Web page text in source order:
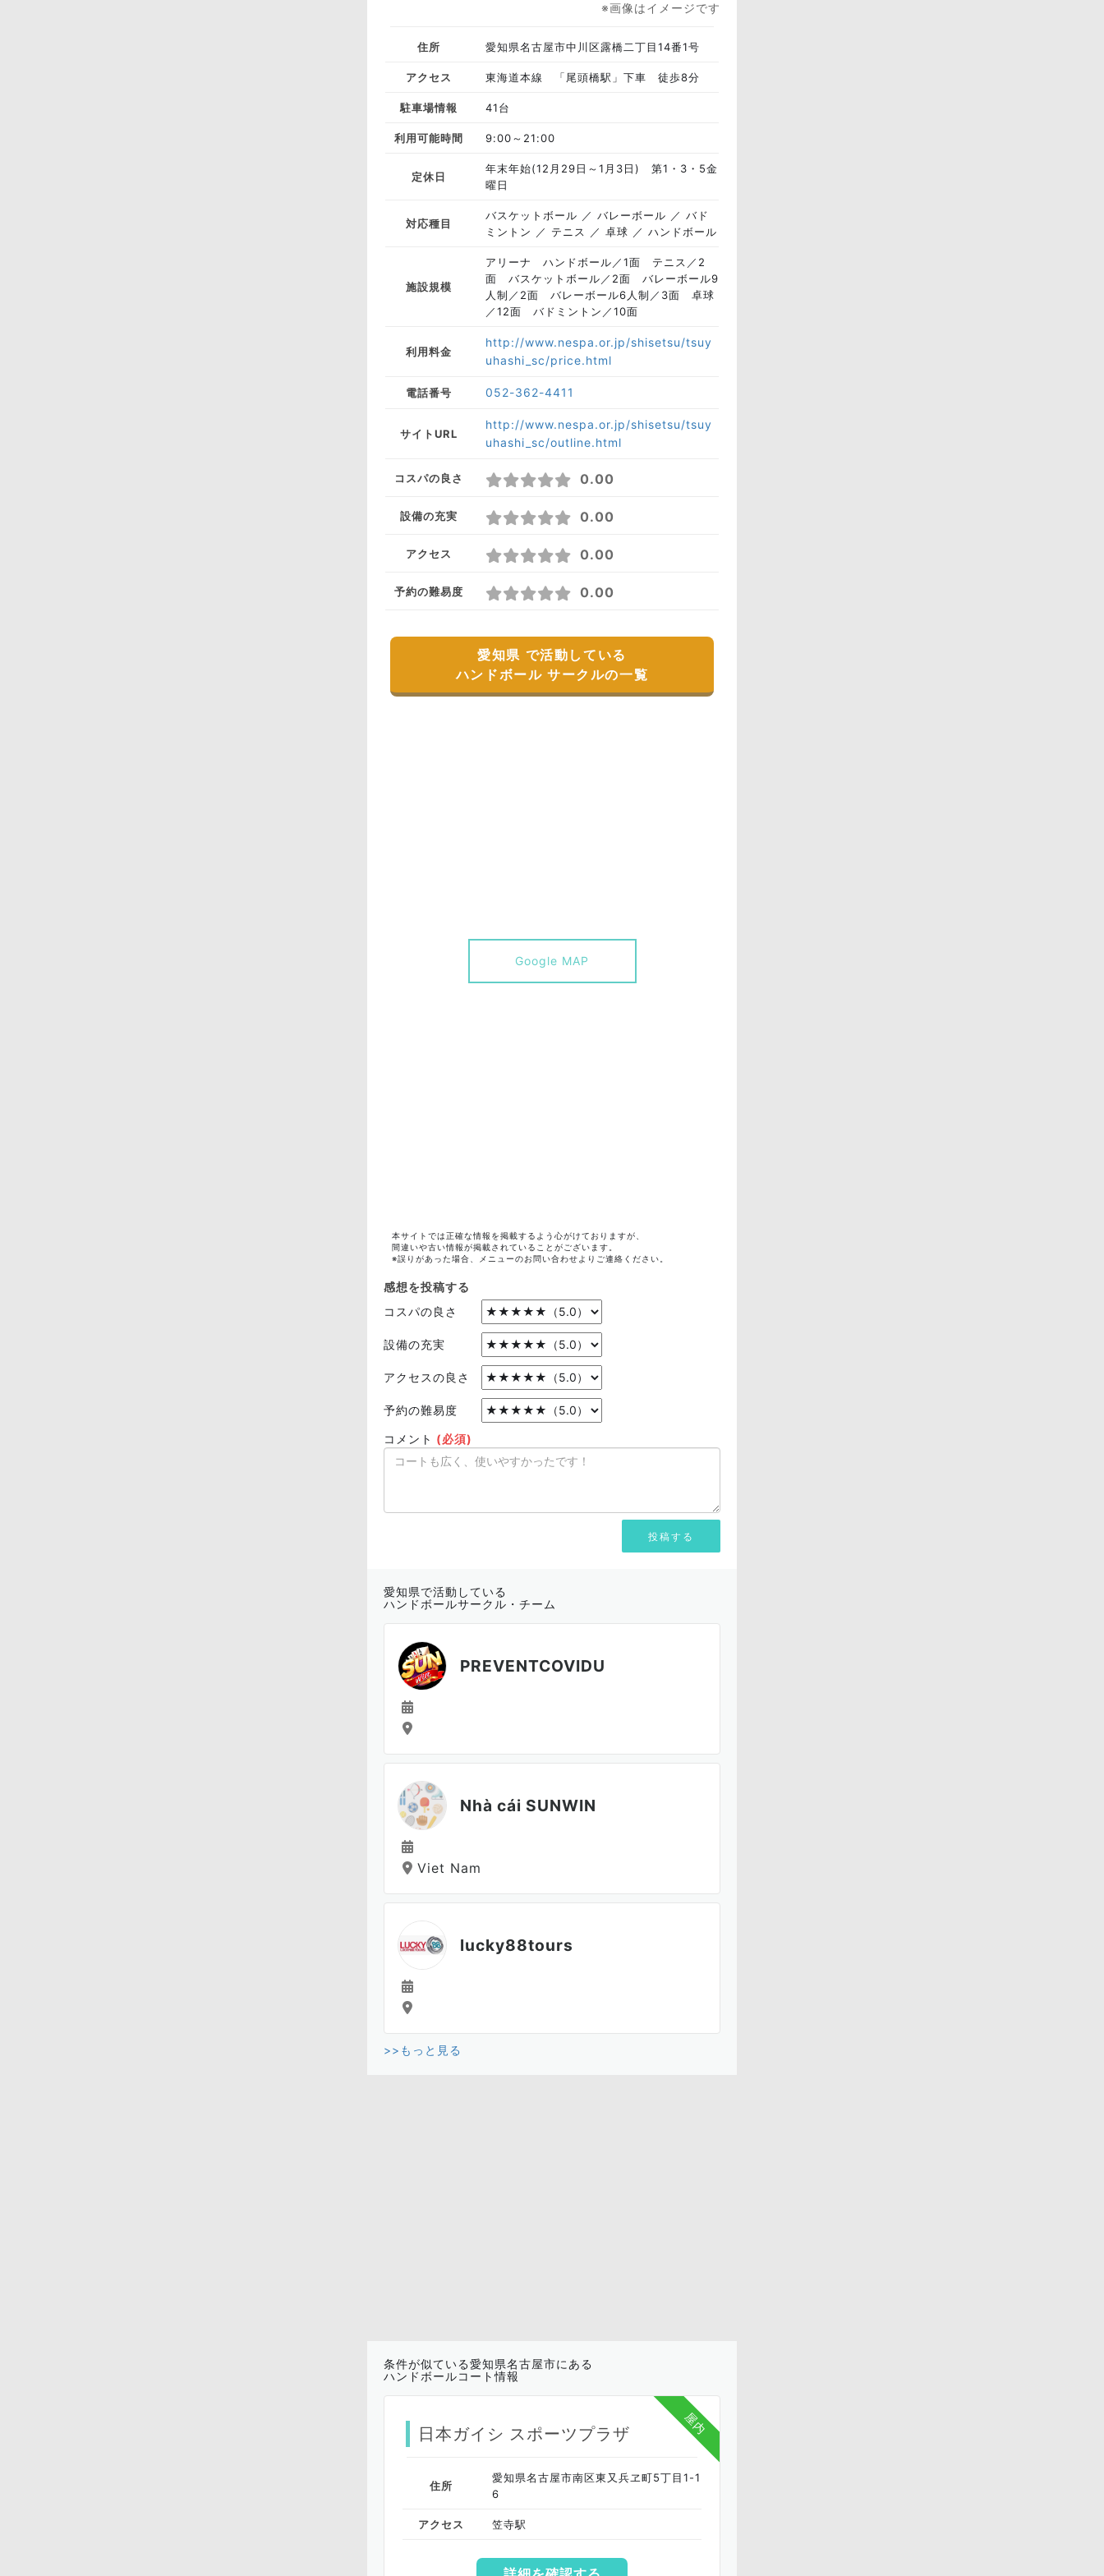
※画像はイメージです
住所 愛知県名古屋市中川区露橋二丁目14番1号
アクセス 東海道本線 「尾頭橋駅」下車 徒歩8分
駐車場情報 41台
利用可能時間 9:00～21:00
定休日
年末年始(12月29日～1月3日) 第1・3・5金
曜日
対応種目
バスケットボール バレーボール
バド
ミントン
テニス 卓球 ハンドボール
施設規模
アリーナ ハンドボール／1面 テニス／2
面 バスケットボール／2面 バレーボール9
人制／2面 バレーボール6人制／3面 卓球
／12面 バドミントン／10面
利用料金
http://www.nespa.or.jp/shisetsu/tsuy
uhashi_sc/price.html
電話番号 052-362-4411
サイトURL
http://www.nespa.or.jp/shisetsu/tsuy
uhashi_sc/outline.html
コスパの良さ 0.00
設備の充実 0.00
アクセス 0.00
予約の難易度 0.00
愛知県 で活動している
ハンドボール サークルの一覧
Google MAP
本サイトでは正確な情報を掲載するよう心がけておりますが、
間違いや古い情報が掲載されていることがございます。
※誤りがあった場合、メニューのお問い合わせよりご連絡ください。
感想を投稿する
コスパの良さ
設備の充実
アクセスの良さ
予約の難易度
コメント (必須)
愛知県で活動している
ハンドボールサークル・チーム
PREVENTCOVIDU
Nhà cái SUNWIN
Viet Nam
lucky88tours
>>もっと見る
条件が似ている愛知県名古屋市にある
ハンドボールコート情報
屋内
日本ガイシ スポーツプラザ
住所
愛知県名古屋市南区東又兵ヱ町5丁目1-1
6
アクセス 笠寺駅